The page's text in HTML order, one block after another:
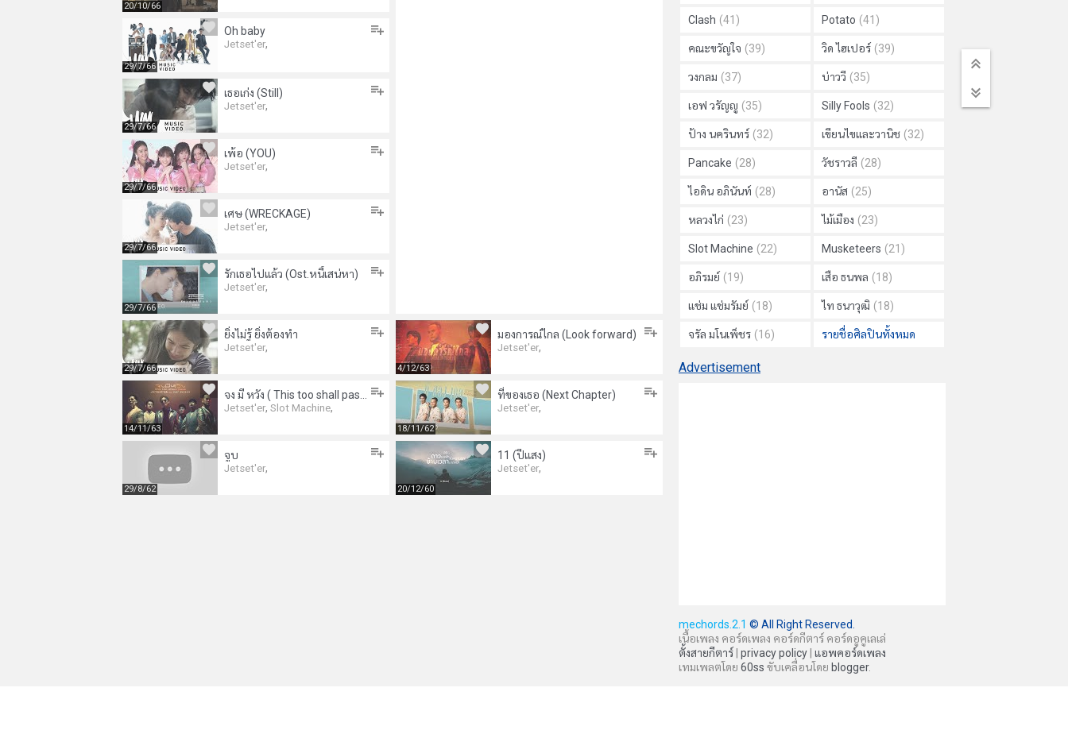
20/10/66
Oh baby
Jetset'er,
29/7/66
เธอเก่ง (Still)
Jetset'er,
29/7/66
เพ้อ (YOU)
Jetset'er,
29/7/66
เศษ (WRECKAGE)
Jetset'er,
29/7/66
รักเธอไปแล้ว (Ost.หนี้เสน่หา)
Jetset'er,
29/7/66
ยิ่งไม่รู้ ยิ่งต้องทำ
Jetset'er,
29/7/66
มองการณ์ไกล (Look forward)
Jetset'er,
4/12/63
Jetset'er, Slot Machine,
14/11/63
ที่ของเธอ (Next Chapter)
Jetset'er,
18/11/62
จูบ
Jetset'er,
29/8/62
11 (ปีแสง)
Jetset'er,
20/12/60
Clash (41) Potato (41)
คณะขวัญใจ (39) วิด ไฮเปอร์ (39)
วงกลม (37) บ่าววี (35)
เอฟ วรัญญู (35) Silly Fools (32)
ป้าง นครินทร์ (32) เขียนไขและวานิช (32)
Pancake (28) วัชราวลี (28)
ไอดิน อภินันท์ (28) อานัส (25)
หลวงไก่ (23) ไม้เมือง (23)
Slot Machine (22) Musketeers (21)
อภิรมย์ (19) เสือ ธนพล (18)
แช่ม แช่มรัมย์ (18) ไท ธนาวุฒิ (18)
จรัล มโนเพ็ชร (16) รายชื่อศิลปินทั้งหมด
Advertisement
mechords.2.1 © All Right Reserved.
เนื้อเพลง คอร์ดเพลง คอร์ดกีตาร์ คอร์ดอูคูเลเล่
ตั้งสายกีตาร์ privacy policy แอพคอร์ดเพลง
เทมเพลตโดย 60ss ขับเคลื่อนโดย blogger.